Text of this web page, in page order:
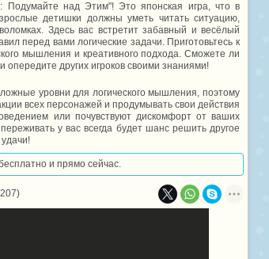
Подумайте над Этим"! Это японская игра, что в
детишки должны уметь читать ситуацию,
Здесь вас встретит забавный и весёлый
перед вами логические задачи. Приготовьтесь к
мышления и креативного подхода. Сможете ли
опередите других игроков своими знаниями!
уровни для логического мышления, поэтому
всех персонажей и продумывать свои действия
или почувствуют дискомфорт от ваших
у вас всегда будет шанс решить другое
и прямо сейчас.